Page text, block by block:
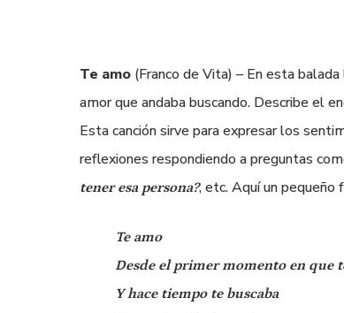
Te amo (Franco de Vita) – En esta
amor que andaba buscando. Describe el
Esta canción sirve para expresar los
reflexiones respondiendo a preguntas
tener esa persona?, etc. Aquí un pequeño
Te amo
Desde el primer momento en que
Y hace tiempo te buscaba